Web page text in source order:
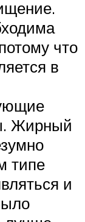
что
в
Жирный
типе
и